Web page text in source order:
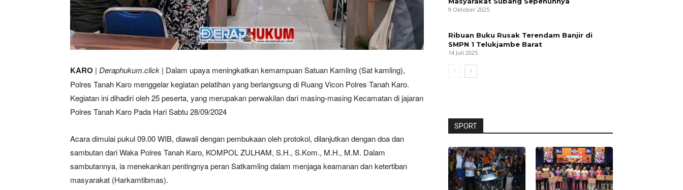
KARO | Deraphukum.click | Dalam upaya meningkatkan kemampuan Satuan Kamling (Sat kamling),
Polres Tanah Karo menggelar kegiatan pelatihan yang berlangsung di Ruang Vicon Polres Tanah Karo.
Kegiatan ini dihadiri oleh 25 peserta, yang merupakan perwakilan dari masing-masing Kecamatan di jajaran
Polres Tanah Karo Pada Hari Sabtu 28/09/2024
Acara dimulai pukul 09.00 WIB, diawali dengan pembukaan oleh protokol, dilanjutkan dengan doa dan
sambutan dari Waka Polres Tanah Karo, KOMPOL ZULHAM, S.H., S.Kom., M.H., M.M. Dalam
sambutannya, ia menekankan pentingnya peran Satkamling dalam menjaga keamanan dan ketertiban
masyarakat (Harkamtibmas).
9 Oktober 2025
Ribuan Buku Rusak Terendam Banjir di
SMPN 1 Telukjambe Barat
14 Juli 2025
SPORT